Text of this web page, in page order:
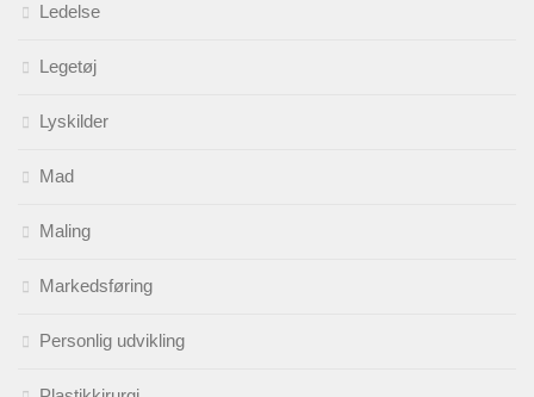
Ledelse
Legetøj
Lyskilder
Mad
Maling
Markedsføring
Personlig udvikling